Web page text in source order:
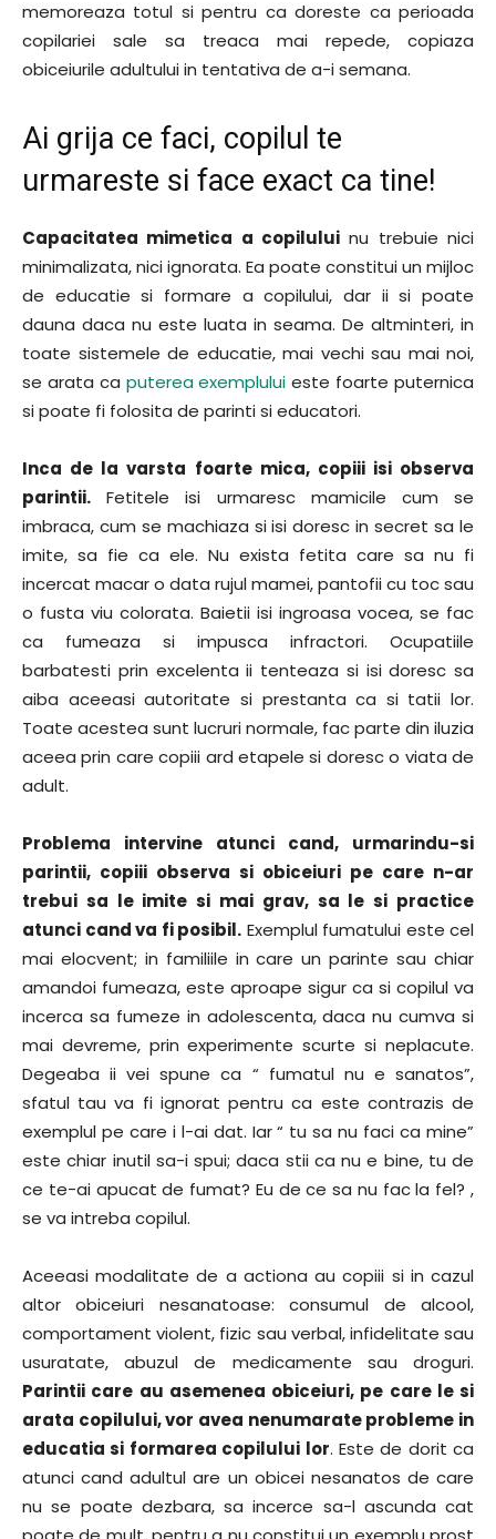
memoreaza totul si pentru ca doreste ca perioada
copilariei sale sa treaca mai repede, copiaza
obiceiurile adultului in tentativa de a-i semana.
Ai grija ce faci, copilul te
urmareste si face exact ca tine!
Capacitatea mimetica a copilului nu trebuie nici
minimalizata, nici ignorata. Ea poate constitui un mijloc
de educatie si formare a copilului, dar ii si poate
dauna daca nu este luata in seama. De altminteri, in
toate sistemele de educatie, mai vechi sau mai noi,
se arata ca puterea exemplului este foarte puternica
si poate fi folosita de parinti si educatori.
Inca de la varsta foarte mica, copiii isi observa
parintii. Fetitele isi urmaresc mamicile cum se
imbraca, cum se machiaza si isi doresc in secret sa le
imite, sa fie ca ele. Nu exista fetita care sa nu fi
incercat macar o data rujul mamei, pantofii cu toc sau
o fusta viu colorata. Baietii isi ingroasa vocea, se fac
ca fumeaza si impusca infractori. Ocupatiile
barbatesti prin excelenta ii tenteaza si isi doresc sa
aiba aceeasi autoritate si prestanta ca si tatii lor.
Toate acestea sunt lucruri normale, fac parte din iluzia
aceea prin care copiii ard etapele si doresc o viata de
adult.
Problema intervine atunci cand, urmarindu-si
parintii, copiii observa si obiceiuri pe care n-ar
trebui sa le imite si mai grav, sa le si practice
atunci cand va fi posibil. Exemplul fumatului este cel
mai elocvent; in familiile in care un parinte sau chiar
amandoi fumeaza, este aproape sigur ca si copilul va
incerca sa fumeze in adolescenta, daca nu cumva si
mai devreme, prin experimente scurte si neplacute.
Degeaba ii vei spune ca “ fumatul nu e sanatos”,
sfatul tau va fi ignorat pentru ca este contrazis de
exemplul pe care i l-ai dat. Iar “ tu sa nu faci ca mine”
este chiar inutil sa-i spui; daca stii ca nu e bine, tu de
ce te-ai apucat de fumat? Eu de ce sa nu fac la fel? ,
se va intreba copilul.
Aceeasi modalitate de a actiona au copiii si in cazul
altor obiceiuri nesanatoase: consumul de alcool,
comportament violent, fizic sau verbal, infidelitate sau
usuratate, abuzul de medicamente sau droguri.
Parintii care au asemenea obiceiuri, pe care le si
arata copilului, vor avea nenumarate probleme in
educatia si formarea copilului lor. Este de dorit ca
atunci cand adultul are un obicei nesanatos de care
nu se poate dezbara, sa incerce sa-l ascunda cat